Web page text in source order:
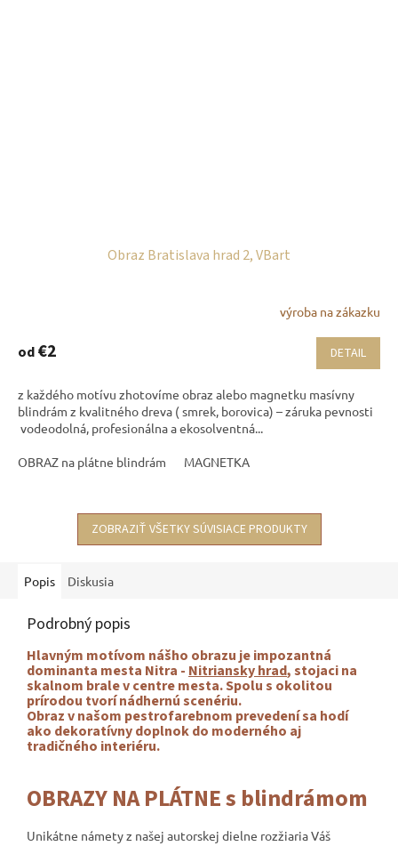
Obraz Bratislava hrad 2, VBart
výroba na zákazku
od€2 DETAIL
z každého motívu zhotovíme obraz alebo magnetku masívny
blindrám z kvalitného dreva ( smrek, borovica) – záruka pevnosti
vodeodolná, profesionálna a ekosolventná...
OBRAZ na plátne blindrám MAGNETKA
ZOBRAZIŤ VŠETKY SÚVISIACE PRODUKTY
Popis Diskusia
Podrobný popis
Hlavným motívom nášho obrazu je impozantná
dominanta mesta Nitra - Nitriansky hrad, stojaci na
skalnom brale v centre mesta. Spolu s okolitou
prírodou tvorí nádhernú scenériu.
Obraz v našom pestrofarebnom prevedení sa hodí
ako dekoratívny doplnok do moderného aj
tradičného interiéru.
OBRAZY NA PLÁTNE s blindrámom
Unikátne námety z našej autorskej dielne rozžiaria Váš